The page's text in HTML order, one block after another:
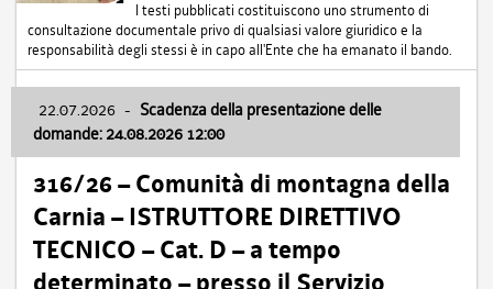
I testi pubblicati costituiscono uno strumento di
consultazione documentale privo di qualsiasi valore giuridico e la
responsabilità degli stessi è in capo all'Ente che ha emanato il bando.
22.07.2026 - Scadenza della presentazione delle
domande: 24.08.2026 12:00
316/26 – Comunità di montagna della
Carnia – ISTRUTTORE DIRETTIVO
TECNICO – Cat. D – a tempo